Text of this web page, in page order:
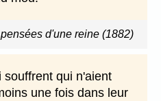
d'une reine (1882)
souffrent qui n'aient
une fois dans leur